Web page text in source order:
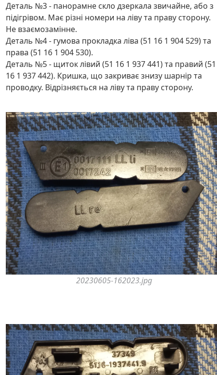
Деталь №3 - панорамне скло дзеркала звичайне, або з
підігрівом. Має різні номери на ліву та праву сторону.
Не взаємозамінне.
Деталь №4 - гумова прокладка ліва (51 16 1 904 529) та
права (51 16 1 904 530).
Деталь №5 - щиток лівий (51 16 1 937 441) та правий (51
16 1 937 442). Кришка, що закриває знизу шарнір та
проводку. Відрізняється на ліву та праву сторону.
20230605-162023.jpg